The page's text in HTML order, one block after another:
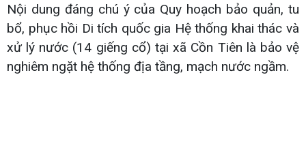
Nội dung đáng chú ý của Quy hoạch bảo quản, tu
bổ, phục hồi Di tích quốc gia Hệ thống khai thác và
xử lý nước (14 giếng cổ) tại xã Cồn Tiên là bảo vệ
nghiêm ngặt hệ thống địa tầng, mạch nước ngầm.